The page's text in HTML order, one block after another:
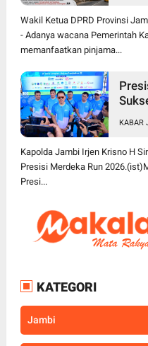
Wakil Ketua DPRD Provinsi
- Adanya wacana Pemerintah
memanfaatkan pinjama...
dan
KABAR
Kapolda Jambi Irjen Krisno H
Presisi Merdeka Run
Presi...
KATEGORI
Jambi